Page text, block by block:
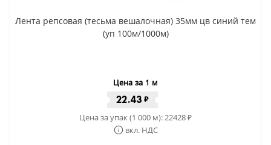
Лента репсовая (тесьма вешалочная) 35мм цв синий тем
(уп 100м/1000м)
Цена за 1 м
22.43 ₽
Цена за упак (1 000 м):22428₽
вкл. НДС